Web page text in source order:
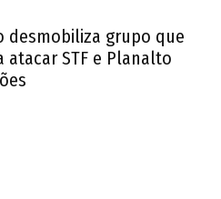
desmobiliza grupo que
atacar STF e Planalto